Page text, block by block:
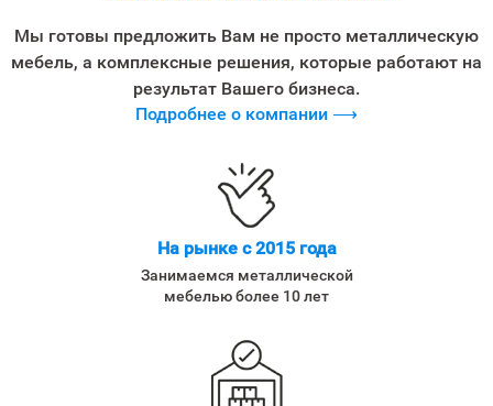
Мы готовы предложить Вам не просто металлическую
мебель, а комплексные решения, которые работают на
результат Вашего бизнеса.
Подробнее о компании ⟶
На рынке с 2015 года
Занимаемся металлической
мебелью более 10 лет